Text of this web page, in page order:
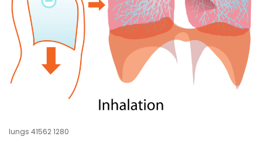
lungs 41562 1280